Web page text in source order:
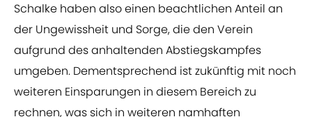
Schalke haben also einen beachtlichen Anteil an
der Ungewissheit und Sorge, die den Verein
aufgrund des anhaltenden Abstiegskampfes
umgeben. Dementsprechend ist zukünftig mit noch
weiteren Einsparungen in diesem Bereich zu
rechnen, was sich in weiteren namhaften